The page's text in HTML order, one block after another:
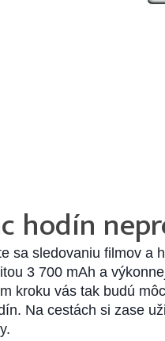
hodín
sa sledovaniu filmov a
3 700 mAh a
kroku vás tak budú
Na cestách si zase